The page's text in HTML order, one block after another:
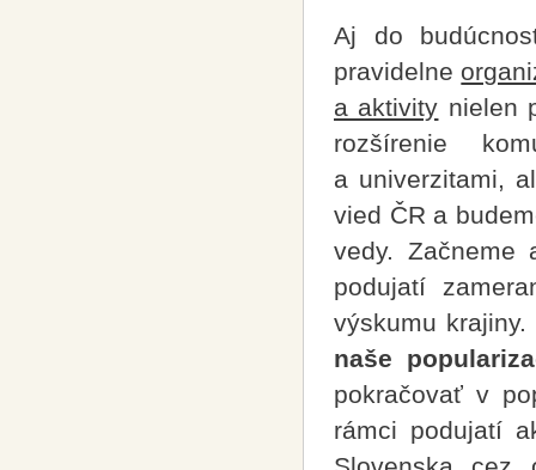
Aj do
pravidelne
a aktivity nielen
rozšírenie
a univerzitami,
vied ČR a
vedy. Začneme
podujatí
výskumu krajiny.
naše
pokračovať v
rámci podujatí